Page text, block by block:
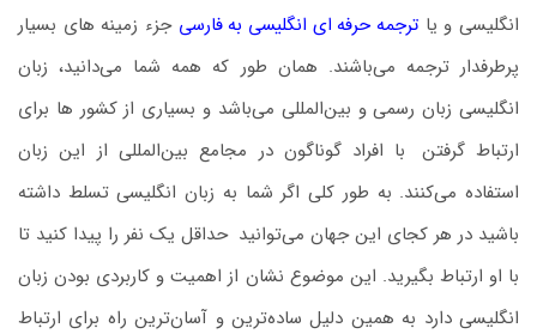
انگلیسی و یا ترجمه حرفه ای انگلیسی به فارسی جزء زمینه‌ های بسیار
پرطرفدار ترجمه می‌باشند. همان‌ طور که همه شما می‌دانید، زبان
انگلیسی‌ زبان رسمی و بین‌المللی می‌باشد و بسیاری از کشور ها برای
ارتباط گرفتن
با افراد گوناگون در مجامع بین‌المللی از این زبان
استفاده می‌کنند. به ‌طور کلی اگر شما به زبان انگلیسی تسلط داشته
باشید در هر کجای این جهان می‌توانید حداقل یک نفر را پیدا کنید تا
با او ارتباط بگیرید. این ‌موضوع نشان از اهمیت و کاربردی بودن زبان
انگلیسی دارد به‌ همین دلیل ساده‌ترین و آسان‌ترین راه برای ارتباط